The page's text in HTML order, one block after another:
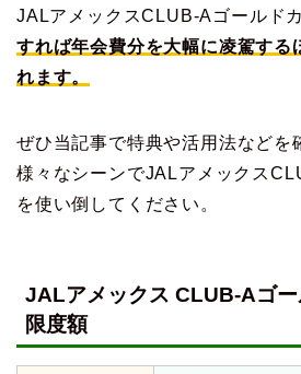
JALアメックスCLUB-Aゴールドカ
すれば年会費分を大幅に凌駕する
れます。
ぜひ当記事で特典や活用法などを
様々なシーンでJALアメックス
を使い倒してください。
JALアメックス CLUB-Aゴー
限度額